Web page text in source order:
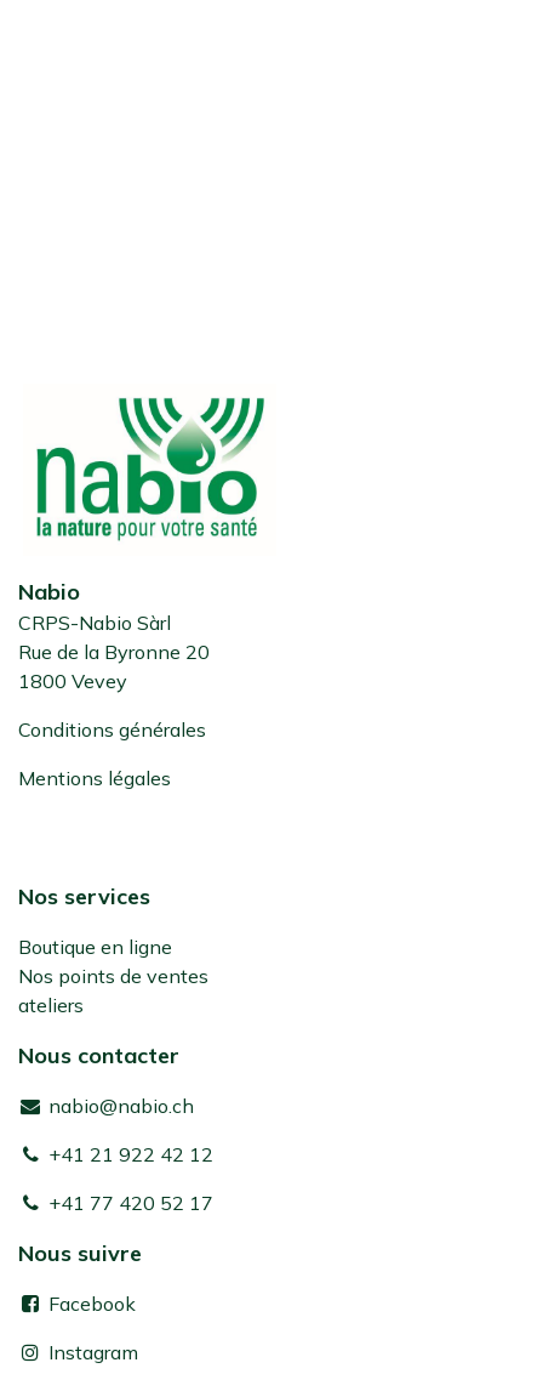
Nabio
CRPS-Nabio Sàrl
Rue de la Byronne 20
1800 Vevey
Conditions générales
Mentions légales
Nos services
Boutique en ligne
Nos points de ventes
ateliers
Nous contacter
nabio@nabio.ch
+41 21 922 42 12
+41 77 420 52 17
Nous suivre
Facebook
Instagram